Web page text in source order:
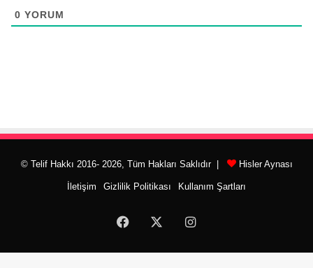
0 YORUM
© Telif Hakkı 2016- 2026, Tüm Hakları Saklıdır | Hisler Aynası
İletişim Gizlilik Politikası Kullanım Şartları
Facebook Instagram